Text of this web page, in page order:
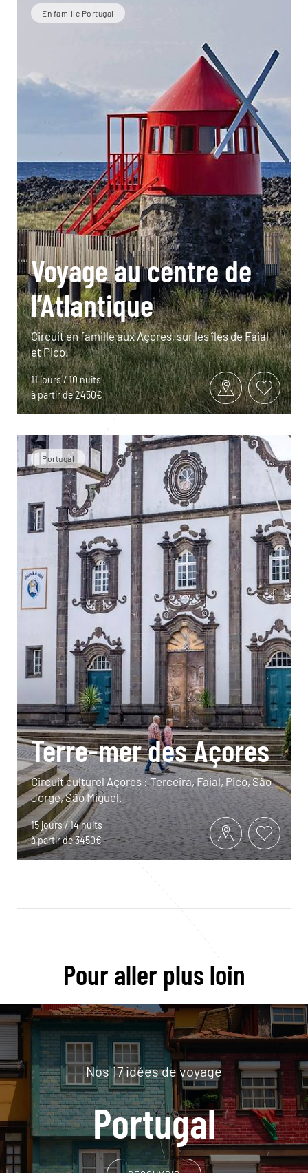
En famille Portugal
Voyage au centre de
l’Atlantique
Circuit en famille aux Açores, sur les îles de Faial
et Pico.
11 jours / 10 nuits
à partir de 2450€
Portugal
Terre-mer des Açores
Circuit culturel Açores : Terceira, Faial, Pico, São
Jorge, São Miguel.
15 jours / 14 nuits
à partir de 3450€
Pour aller plus loin
Nos 17 idées de voyage
Portugal